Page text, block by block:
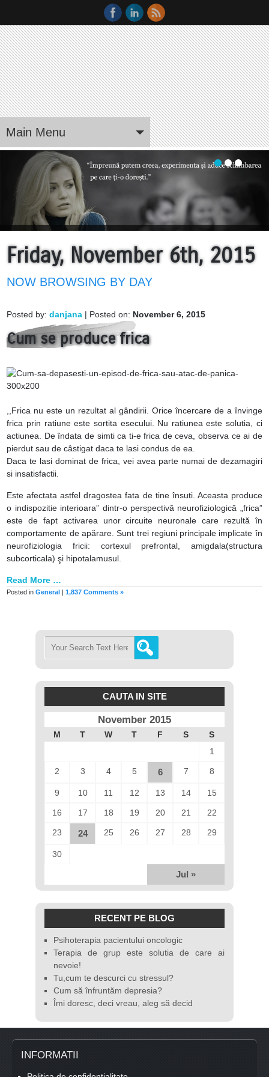
Main Menu
Friday, November 6th, 2015
NOW BROWSING BY DAY
Posted by:danjana | Posted on: November 6, 2015
Cum se produce frica
,,Frica nu este un rezultat al gândirii. Orice încercare de a învinge
frica prin ratiune este sortita esecului. Nu ratiunea este solutia, ci
actiunea. De îndata de simti ca ti-e frica de ceva, observa ce ai de
pierdut sau de câstigat daca te lasi condus de ea.
Daca te lasi dominat de frica, vei avea parte numai de dezamagiri
si insatisfactii.
Este afectata astfel dragostea fata de tine însuti. Aceasta produce
o indispozitie interioara” dintr-o perspectivă neurofiziologică „frica”
este de fapt activarea unor circuite neuronale care rezultă în
comportamente de apărare. Sunt trei regiuni principale implicate în
neurofiziologia fricii: cortexul prefrontal, amigdala(structura
subcorticala) şi hipotalamusul.
Read More …
Posted inGeneral |1,837 Comments »
CAUTA IN SITE
November 2015
M T W T F S S
Jul »
1
2 3 4 5 6 7 8
9 10 11 12 13 14 15
16 17 18 19 20 21 22
23 24 25 26 27 28 29
30
RECENT PE BLOG
Psihoterapia pacientului oncologic
Terapia de grup este solutia de care ai
nevoie!
Tu,cum te descurci cu stressul?
Cum să înfruntăm depresia?
Îmi doresc, deci vreau, aleg să decid
INFORMATII